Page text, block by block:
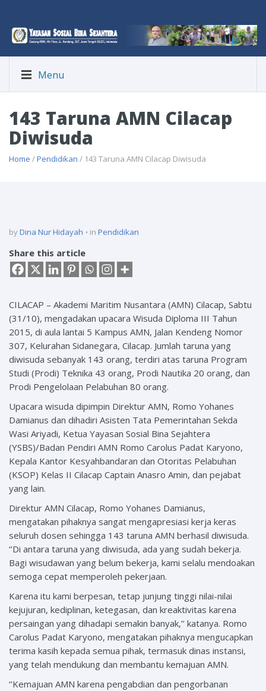
Menu
143 Taruna AMN Cilacap
Diwisuda
Home /Pendidikan / 143 Taruna AMN Cilacap Diwisuda
byDina Nur Hidayah in Pendidikan
Share this article
CILACAP – Akademi Maritim Nusantara (AMN) Cilacap, Sabtu
(31/10), mengadakan upacara Wisuda Diploma III Tahun
2015, di aula lantai 5 Kampus AMN, Jalan Kendeng Nomor
307, Kelurahan Sidanegara, Cilacap. Jumlah taruna yang
diwisuda sebanyak 143 orang, terdiri atas taruna Program
Studi (Prodi) Teknika 43 orang, Prodi Nautika 20 orang, dan
Prodi Pengelolaan Pelabuhan 80 orang.
Upacara wisuda dipimpin Direktur AMN, Romo Yohanes
Damianus dan dihadiri Asisten Tata Pemerintahan Sekda
Wasi Ariyadi, Ketua Yayasan Sosial Bina Sejahtera
(YSBS)/Badan Pendiri AMN Romo Carolus Padat Karyono,
Kepala Kantor Kesyahbandaran dan Otoritas Pelabuhan
(KSOP) Kelas II Cilacap Captain Anasro Amin, dan pejabat
yang lain.
Direktur AMN Cilacap, Romo Yohanes Damianus,
mengatakan pihaknya sangat mengapresiasi kerja keras
seluruh dosen sehingga 143 taruna AMN berhasil diwisuda.
‘’Di antara taruna yang diwisuda, ada yang sudah bekerja.
Bagi wisudawan yang belum bekerja, kami selalu mendoakan
semoga cepat memperoleh pekerjaan.
Karena itu kami berpesan, tetap junjung tinggi nilai-nilai
kejujuran, kediplinan, ketegasan, dan kreaktivitas karena
persaingan yang dihadapi semakin banyak,’’ katanya. Romo
Carolus Padat Karyono, mengatakan pihaknya mengucapkan
terima kasih kepada semua pihak, termasuk dinas instansi,
yang telah mendukung dan membantu kemajuan AMN.
‘’Kemajuan AMN karena pengabdian dan pengorbanan